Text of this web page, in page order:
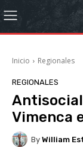
Inicio Regionales
REGIONALES
Vimenca
By William